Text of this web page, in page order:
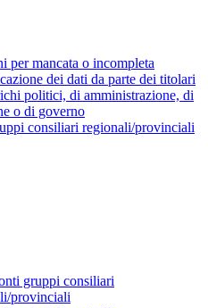
per mancata o incompleta
dei dati da parte dei titolari
politici, di amministrazione, di
o di governo
consiliari regionali/provinciali
gruppi consiliari
provinciali